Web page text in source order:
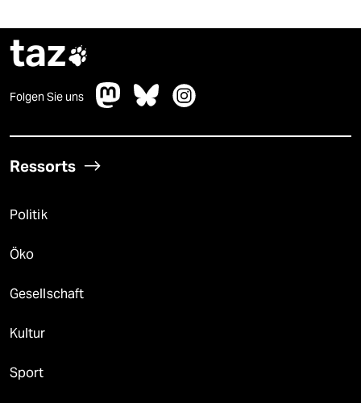
taz
Folgen Sie uns
Ressorts
Politik
Öko
Gesellschaft
Kultur
Sport